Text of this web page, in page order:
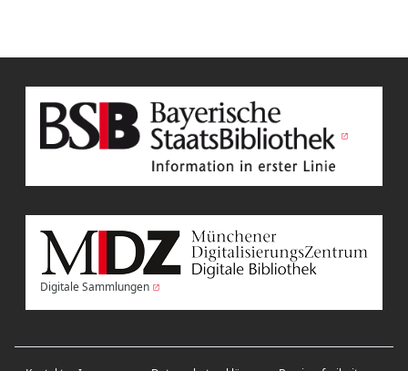
Digitale Sammlungen